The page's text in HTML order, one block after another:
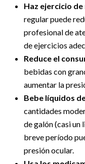
Haz ejercicio
regular puede
profesional de
de ejercicios
Reduce el
bebidas con
aumentar la
Bebe líquidos
cantidades
de galón (casi un
breve período
presión ocular.